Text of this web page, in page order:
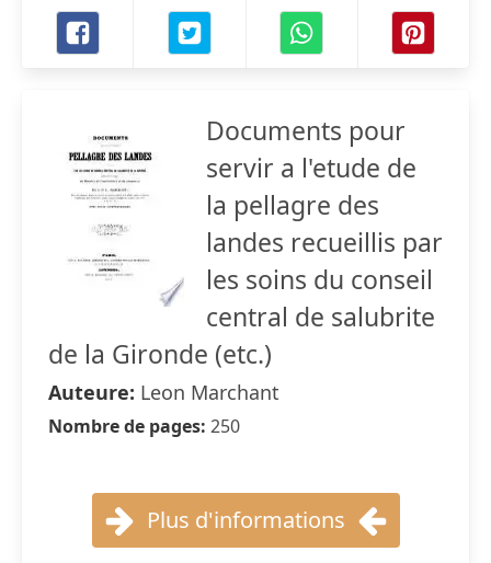
Documents pour
servir a l'etude de
la pellagre des
landes recueillis par
les soins du conseil
central de salubrite
de la Gironde (etc.)
Auteure: Leon Marchant
Nombre de pages: 250
Plus d'informations